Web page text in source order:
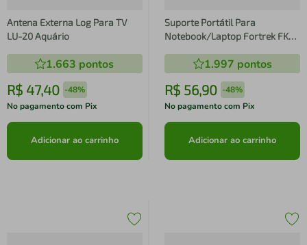
Antena Externa Log Para TV
LU-20 Aquário
1.663 pontos
R$ 47,40 -48%
No pagamento com Pix
Adicionar ao carrinho
Suporte Portátil Para
Notebook/Laptop Fortrek FK
1.997 pontos
R$ 56,90 -48%
No pagamento com Pix
Adicionar ao carrinho